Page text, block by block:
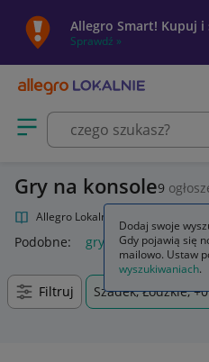
Allegro Smart! Kupuj i
Sprawdź »
Otwórz menu z kategoriami
Gry na konsole9
Allegro Lokalnie
Podobne: gry na konsole
Filtruj Szadek, Łódzkie,
Dodaj swoje
Gdy pojawią się
mailowo. Ustaw
wyszukiwaniach.